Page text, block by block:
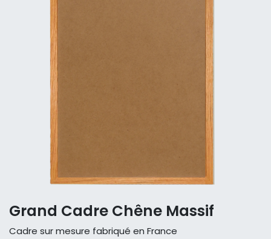
Grand Cadre Chêne Massif
Cadre sur mesure fabriqué en France